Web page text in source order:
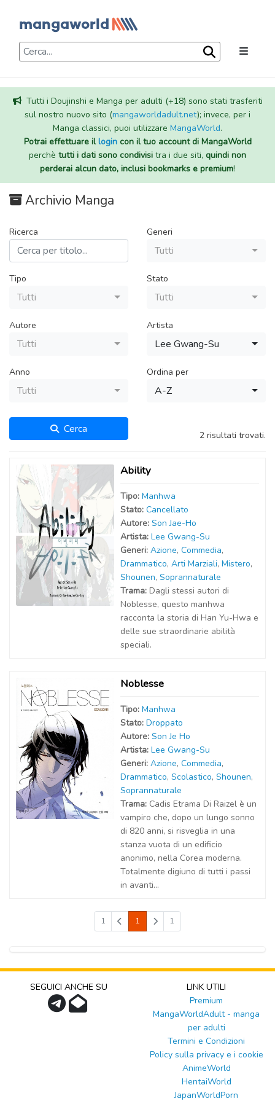
Tutti i Doujinshi e Manga per adulti (+18) sono stati trasferiti
sul nostro nuovo sito (mangaworldadult.net); invece, per i
Manga classici, puoi utilizzare MangaWorld.
Potrai effettuare illogincon il tuo account di MangaWorld
perchè tutti i dati sono condivisi tra i due siti, quindi non
perderai alcun dato, inclusi bookmarks e premium!
Archivio Manga
Ricerca Generi
Tutti
Tipo
Tutti
Stato
Tutti
Autore
Tutti
Artista
Lee Gwang-Su
Anno
Tutti
Ordina per
A-Z
Cerca 2 risultati trovati.
Ability
Tipo: Manhwa
Stato: Cancellato
Autore: Son Jae-Ho
Artista: Lee Gwang-Su
Generi: Azione, Commedia,
Drammatico, Arti Marziali, Mistero,
Shounen, Soprannaturale
Trama: Dagli stessi autori di
Noblesse, questo manhwa
racconta la storia di Han Yu-Hwa e
delle sue straordinarie abilità
speciali.
Noblesse
Tipo: Manhwa
Stato: Droppato
Autore: Son Je Ho
Artista: Lee Gwang-Su
Generi: Azione, Commedia,
Drammatico, Scolastico, Shounen,
Soprannaturale
Trama: Cadis Etrama Di Raizel è un
vampiro che, dopo un lungo sonno
di 820 anni, si risveglia in una
stanza vuota di un edificio
anonimo, nella Corea moderna.
Totalmente digiuno di tutti i passi
in avanti...
1 1 1
SEGUICI ANCHE SU
LINK UTILI
Premium
MangaWorldAdult - manga
per adulti
Termini e Condizioni
Policy sulla privacy e i cookie
AnimeWorld
HentaiWorld
JapanWorldPorn